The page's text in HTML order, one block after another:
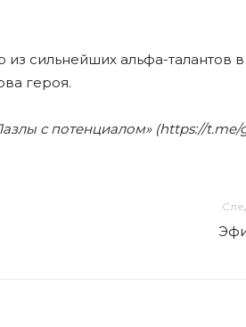
сильнейших альфа-талантов
героя.
с потенциалом» (https://t.me/